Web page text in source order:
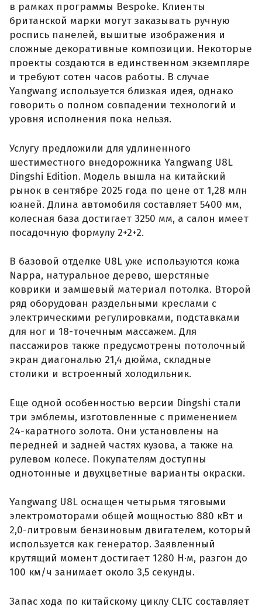
в рамках программы Bespoke. Клиенты
британской марки могут заказывать ручную
роспись панелей, вышитые изображения и
сложные декоративные композиции. Некоторые
проекты создаются в единственном экземпляре
и требуют сотен часов работы. В случае
Yangwang используется близкая идея, однако
говорить о полном совпадении технологий и
уровня исполнения пока нельзя.
Услугу предложили для удлиненного
шестиместного внедорожника Yangwang U8L
Dingshi Edition. Модель вышла на китайский
рынок в сентябре 2025 года по цене от 1,28 млн
юаней. Длина автомобиля составляет 5400 мм,
колесная база достигает 3250 мм, а салон имеет
посадочную формулу 2+2+2.
В базовой отделке U8L уже используются кожа
Nappa, натуральное дерево, шерстяные
коврики и замшевый материал потолка. Второй
ряд оборудован раздельными креслами с
электрическими регулировками, подставками
для ног и 18-точечным массажем. Для
пассажиров также предусмотрены потолочный
экран диагональю 21,4 дюйма, складные
столики и встроенный холодильник.
Еще одной особенностью версии Dingshi стали
три эмблемы, изготовленные с применением
24-каратного золота. Они установлены на
передней и задней частях кузова, а также на
рулевом колесе. Покупателям доступны
однотонные и двухцветные варианты окраски.
Yangwang U8L оснащен четырьмя тяговыми
электромоторами общей мощностью 880 кВт и
2,0-литровым бензиновым двигателем, который
используется как генератор. Заявленный
крутящий момент достигает 1280 Н·м, разгон до
100 км/ч занимает около 3,5 секунды.
Запас хода по китайскому циклу CLTC составляет